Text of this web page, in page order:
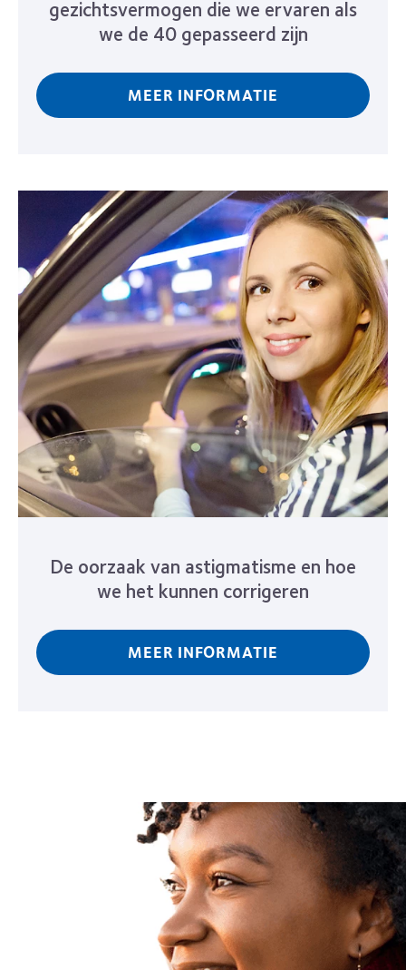
gezichtsvermogen die we ervaren als
we de 40 gepasseerd zijn
MEER INFORMATIE
De oorzaak van astigmatisme en hoe
we het kunnen corrigeren
MEER INFORMATIE